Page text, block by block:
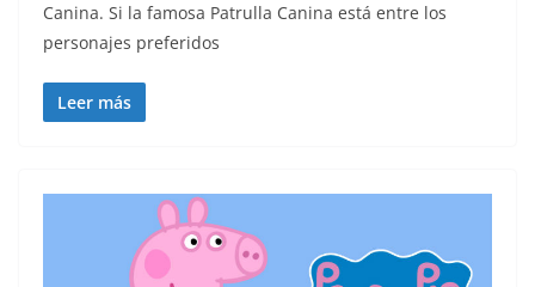
Canina. Si la famosa Patrulla Canina está entre los
personajes preferidos
Leer más